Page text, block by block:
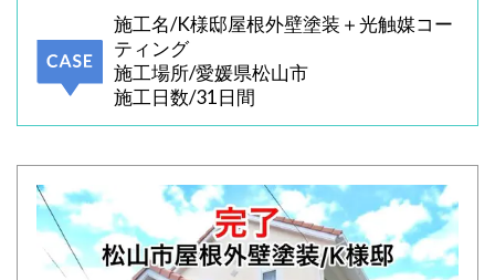
施工名/K様邸屋根外壁塗装＋光触媒コー
ティング
施工場所/愛媛県松山市
施工日数/31日間